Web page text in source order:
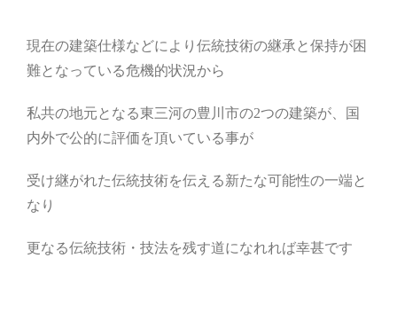
現在の建築仕様などにより伝統技術の継承と保持が困
難となっている危機的状況から
私共の地元となる東三河の豊川市の2つの建築が、国
内外で公的に評価を頂いている事が
受け継がれた伝統技術を伝える新たな可能性の一端と
なり
更なる伝統技術・技法を残す道になれれば幸甚です